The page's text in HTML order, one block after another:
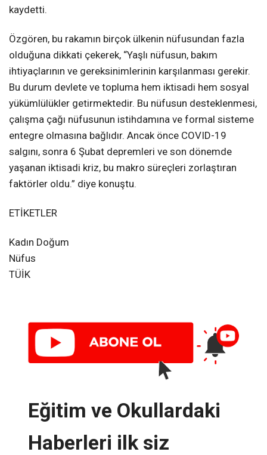
kaydetti.
Özgören, bu rakamın birçok ülkenin nüfusundan fazla
olduğuna dikkati çekerek, “Yaşlı nüfusun, bakım
ihtiyaçlarının ve gereksinimlerinin karşılanması gerekir.
Bu durum devlete ve topluma hem iktisadi hem sosyal
yükümlülükler getirmektedir. Bu nüfusun desteklenmesi,
çalışma çağı nüfusunun istihdamına ve formal sisteme
entegre olmasına bağlıdır. Ancak önce COVID-19
salgını, sonra 6 Şubat depremleri ve son dönemde
yaşanan iktisadi kriz, bu makro süreçleri zorlaştıran
faktörler oldu.” diye konuştu.
ETİKETLER
Kadın Doğum
Nüfus
TÜİK
Eğitim ve Okullardaki
Haberleri ilk siz